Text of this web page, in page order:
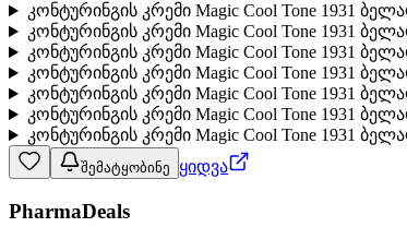
კონტურინგის კრემი Magic Cool Tone 1931
კონტურინგის კრემი Magic Cool Tone 1931
კონტურინგის კრემი Magic Cool Tone 1931
კონტურინგის კრემი Magic Cool Tone 1931
კონტურინგის კრემი Magic Cool Tone 1931
კონტურინგის კრემი Magic Cool Tone 1931
კონტურინგის კრემი Magic Cool Tone 1931
შემატყობინე ყიდვა
PharmaDeals